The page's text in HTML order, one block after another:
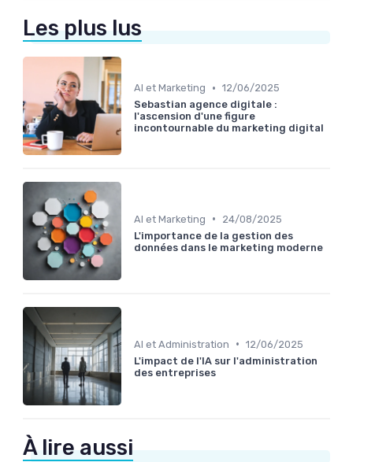
Les plus lus
AI et Marketing • 12/06/2025
Sebastian agence digitale :
l'ascension d'une figure
incontournable du marketing digital
AI et Marketing •
24/08/2025
L'importance de la gestion des
données dans le marketing moderne
AI et Administration • 12/06/2025
L'impact de l'IA sur l'administration
des entreprises
À lire aussi